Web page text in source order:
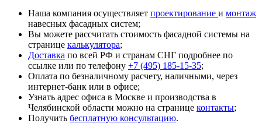
Наша компания осуществляет проектирование и монтаж
навесных фасадных систем;
Вы можете рассчитать стоимость фасадной системы на
странице калькулятора;
Доставка по всей РФ и странам СНГ подробнее по
ссылке или по телефону +7 (495) 185-15-35;
Оплата по безналичному расчету, наличными, через
интернет-банк или в офисе;
Узнать адрес офиса в Москве и производства в
Челябинской области можно на странице контакты;
Получить бесплатную консультацию.